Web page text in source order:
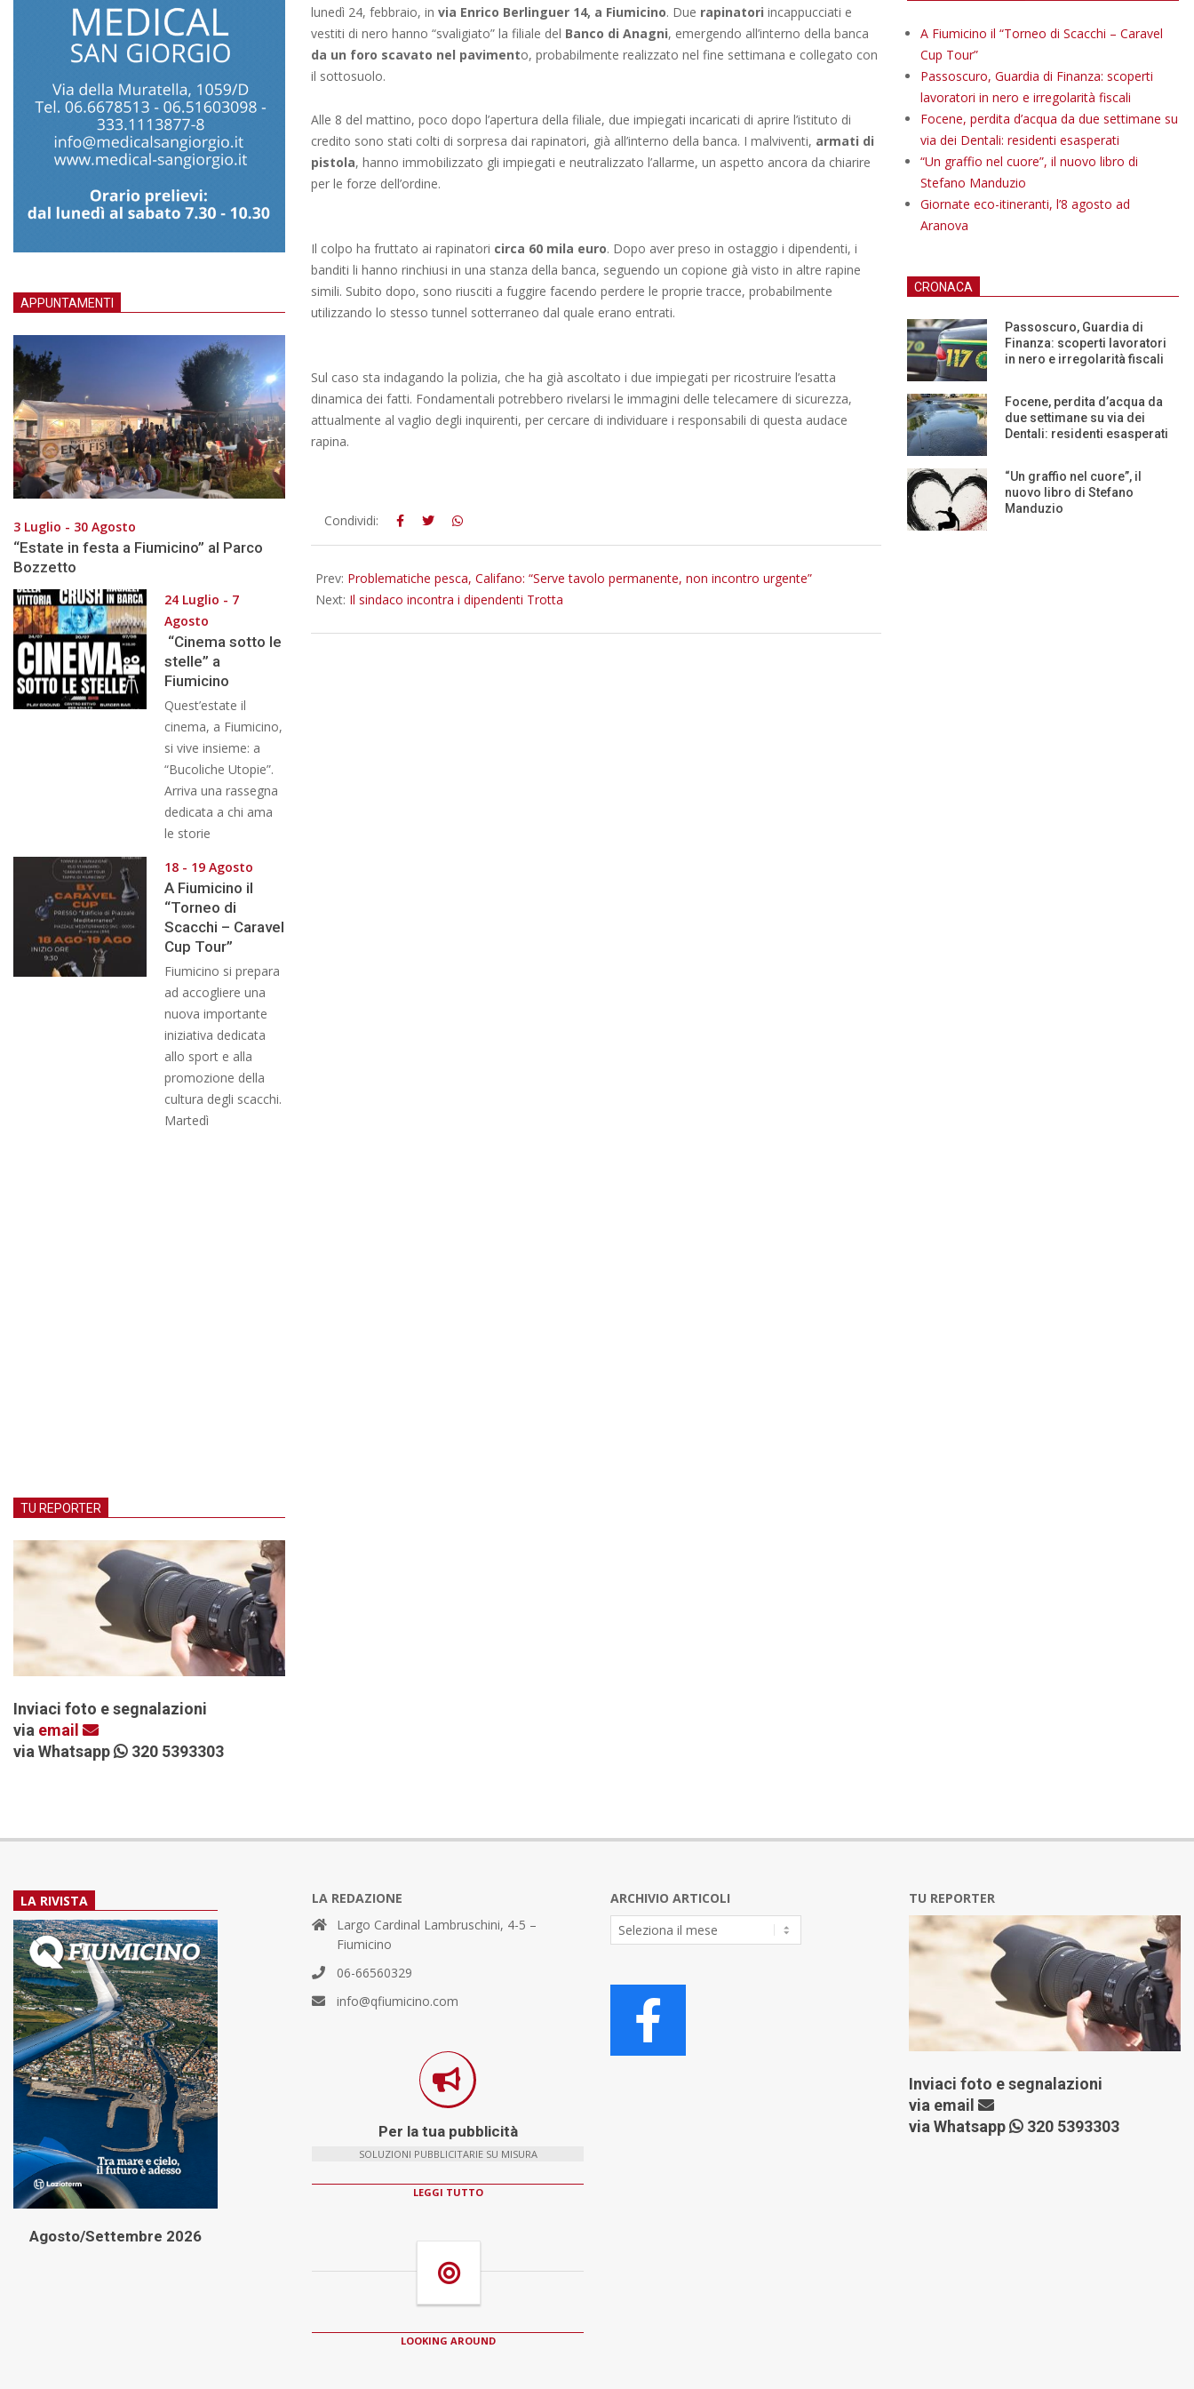
lunedì 24, febbraio, in via Enrico Berlinguer 14, a Fiumicino. Due rapinatori incappucciati e
vestiti di nero hanno “svaligiato” la filiale del Banco di Anagni, emergendo all’interno della banca
da un foro scavato nel pavimento, probabilmente realizzato nel fine settimana e collegato con
il sottosuolo.
Alle 8 del mattino, poco dopo l’apertura della filiale, due impiegati incaricati di aprire l’istituto di
credito sono stati colti di sorpresa dai rapinatori, già all’interno della banca. I malviventi, armati di
pistola, hanno immobilizzato gli impiegati e neutralizzato l’allarme, un aspetto ancora da chiarire
per le forze dell’ordine.
Il colpo ha fruttato ai rapinatori circa 60 mila euro. Dopo aver preso in ostaggio i dipendenti, i
banditi li hanno rinchiusi in una stanza della banca, seguendo un copione già visto in altre rapine
simili. Subito dopo, sono riusciti a fuggire facendo perdere le proprie tracce, probabilmente
utilizzando lo stesso tunnel sotterraneo dal quale erano entrati.
Sul caso sta indagando la polizia, che ha già ascoltato i due impiegati per ricostruire l’esatta
dinamica dei fatti. Fondamentali potrebbero rivelarsi le immagini delle telecamere di sicurezza,
attualmente al vaglio degli inquirenti, per cercare di individuare i responsabili di questa audace
rapina.
2025-
02-
Condividi:
Prev: Problematiche pesca, Califano: “Serve tavolo permanente, non incontro urgente”
Next: Il sindaco incontra i dipendenti Trotta
APPUNTAMENTI
3 Luglio - 30 Agosto
“Estate in festa a Fiumicino” al Parco
Bozzetto
24 Luglio - 7
Agosto
“Cinema sotto le
stelle” a
Fiumicino
Quest’estate il
cinema, a Fiumicino,
si vive insieme: a
“Bucoliche Utopie”.
Arriva una rassegna
dedicata a chi ama
le storie
18 - 19 Agosto
A Fiumicino il
“Torneo di
Scacchi – Caravel
Cup Tour”
Fiumicino si prepara
ad accogliere una
nuova importante
iniziativa dedicata
allo sport e alla
promozione della
cultura degli scacchi.
Martedì
TU REPORTER
Inviaci foto e segnalazioni
via email
via Whatsapp
320 5393303
A Fiumicino il “Torneo di Scacchi – Caravel
Cup Tour”
Passoscuro, Guardia di Finanza: scoperti
lavoratori in nero e irregolarità fiscali
Focene, perdita d’acqua da due settimane su
via dei Dentali: residenti esasperati
“Un graffio nel cuore”, il nuovo libro di
Stefano Manduzio
Giornate eco-itineranti, l’8 agosto ad
Aranova
CRONACA
Passoscuro, Guardia di
Finanza: scoperti lavoratori
in nero e irregolarità fiscali
Focene, perdita d’acqua da
due settimane su via dei
Dentali: residenti esasperati
“Un graffio nel cuore”, il
nuovo libro di Stefano
Manduzio
LA RIVISTA
Agosto/Settembre 2026
LA REDAZIONE
Largo Cardinal Lambruschini, 4-5 –
Fiumicino
06-66560329
info@qfiumicino.com
Per la tua pubblicità
SOLUZIONI PUBBLICITARIE SU MISURA
LEGGI TUTTO
LOOKING AROUND
ARCHIVIO ARTICOLI
Archivio
Articoli
TU REPORTER
Inviaci foto e segnalazioni
via email
via Whatsapp
320 5393303